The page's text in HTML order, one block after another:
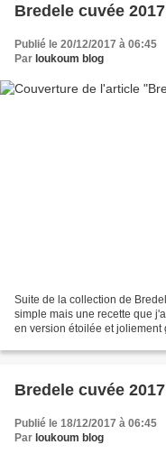
Bredele cuvée
Publié le 20/12/2017 à 06:45
Par loukoum blog
Suite de la collection de
simple mais une recette que
en version étoilée et
Bredele cuvée
Publié le 18/12/2017 à 06:45
Par loukoum blog